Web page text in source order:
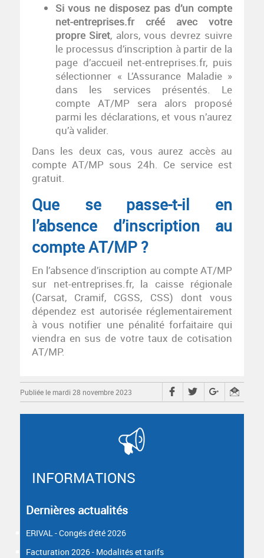
Si vous ne disposez pas d’un compte
net-entreprises.fr créé avec votre
propre Siret, alors, vous devrez suivre
le processus d’inscription à partir de la
page d’accueil net-entreprises.fr, puis
sélectionner « L’Assurance Maladie »
dans les services présentés. Le
compte AT/MP sera alors proposé
parmi les déclarations, et vous n’aurez
qu’à valider.
Dans les deux cas, vous aurez accès au
compte AT/MP sous 24h. Ce service est
gratuit.
Que se passe-t-il en
l’absence d’inscription au
compte AT/MP ?
En l’absence d’inscription au compte AT/MP
sur net-entreprises.fr, la caisse régionale
(Carsat, Cramif, CGSS, CSS) dont vous
dépendez est autorisée réglementairement
à vous notifier une pénalité forfaitaire qui
viendra en sus de votre taux de cotisation
AT/MP.
Publiée le mardi 28 novembre 2023
INFORMATIONS
Dernières actualités
ERIVAL - Congés d'été 2026
Facturation 2026 - Modalités et tarifs